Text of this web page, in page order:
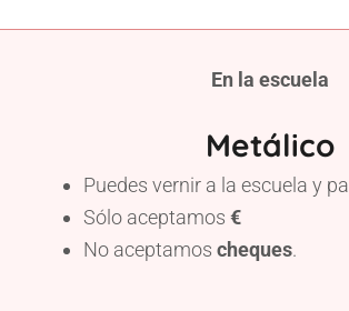
En la escuela
Metálico
Puedes vernir a la escuela y
Sólo aceptamos €
No aceptamos cheques.